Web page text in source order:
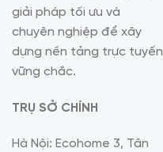
giải pháp tối ưu và
chuyên nghiệp để xây
dựng nền tảng trực tuyến
vững chắc.
TRỤ SỞ CHÍNH
Hà Nội: Ecohome 3, Tân